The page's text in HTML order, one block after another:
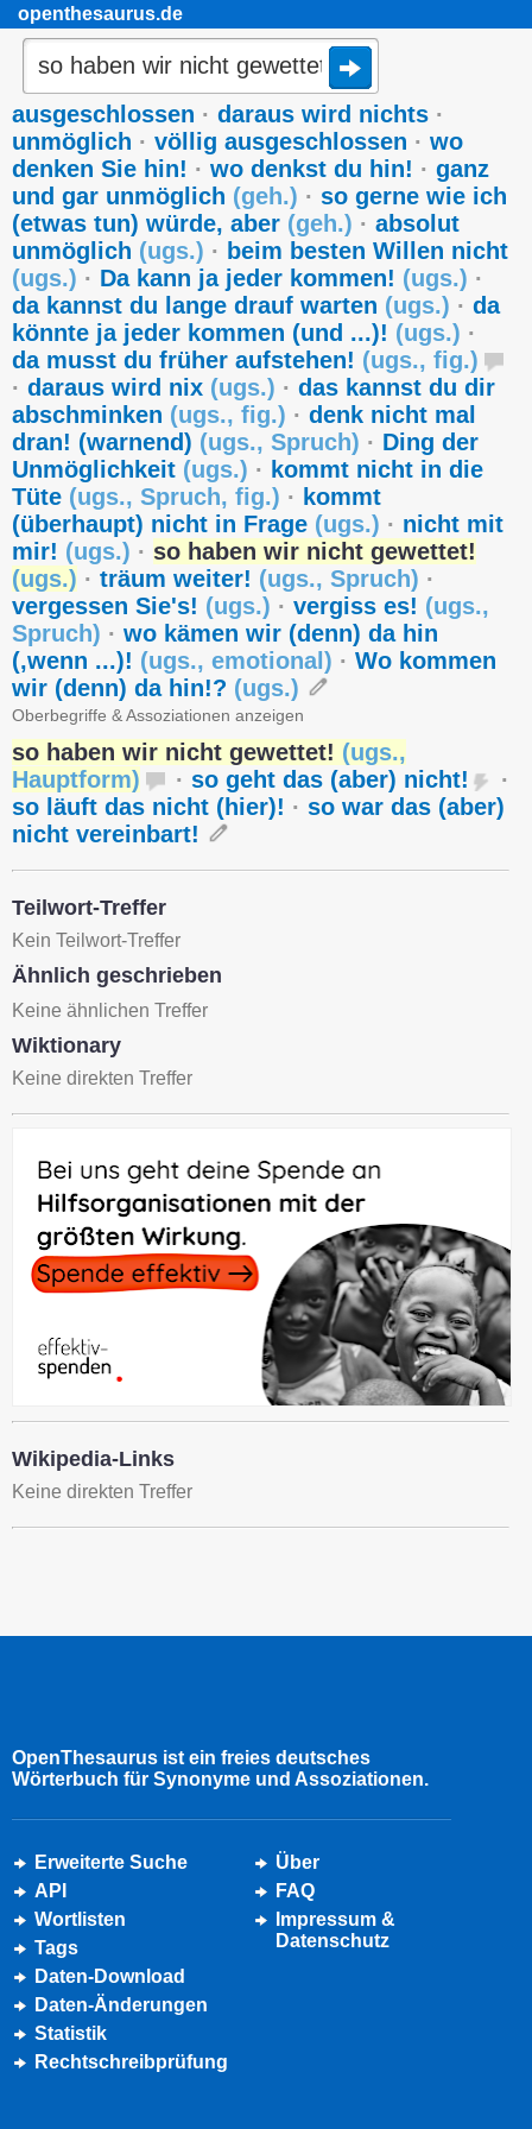
openthesaurus.de
ausgeschlossen · daraus wird nichts ·
unmöglich · völlig ausgeschlossen · wo
denken Sie hin! · wo denkst du hin! · ganz
und gar unmöglich (geh.) · so gerne wie ich
(etwas tun) würde, aber (geh.) · absolut
unmöglich (ugs.) · beim besten Willen nicht
(ugs.) · Da kann ja jeder kommen! (ugs.) ·
da kannst du lange drauf warten (ugs.) · da
könnte ja jeder kommen (und ...)! (ugs.) ·
da musst du früher aufstehen! (ugs., fig.)
· daraus wird nix (ugs.) · das kannst du dir
abschminken (ugs., fig.) · denk nicht mal
dran! (warnend) (ugs., Spruch) · Ding der
Unmöglichkeit (ugs.) · kommt nicht in die
Tüte (ugs., Spruch, fig.) · kommt
(überhaupt) nicht in Frage (ugs.) · nicht mit
mir! (ugs.) · so haben wir nicht gewettet!
(ugs.) · träum weiter! (ugs., Spruch) ·
vergessen Sie's! (ugs.) · vergiss es! (ugs.,
Spruch) · wo kämen wir (denn) da hin
(,wenn ...)! (ugs., emotional ) · Wo kommen
wir (denn) da hin!? (ugs.)
Oberbegriffe & Assoziationen anzeigen
so haben wir nicht gewettet! (ugs.,
Hauptform) · so geht das (aber) nicht!
·
so läuft das nicht (hier)! · so war das (aber)
nicht vereinbart!
Teilwort-Treffer
Kein Teilwort-Treffer
Ähnlich geschrieben
Keine ähnlichen Treffer
Wiktionary
Keine direkten Treffer
Wikipedia-Links
Keine direkten Treffer
OpenThesaurus ist ein freies deutsches
Wörterbuch für Synonyme und Assoziationen.
Erweiterte Suche
API
Wortlisten
Tags
Daten-Download
Daten-Änderungen
Statistik
Rechtschreibprüfung
Über
FAQ
Impressum &
Datenschutz